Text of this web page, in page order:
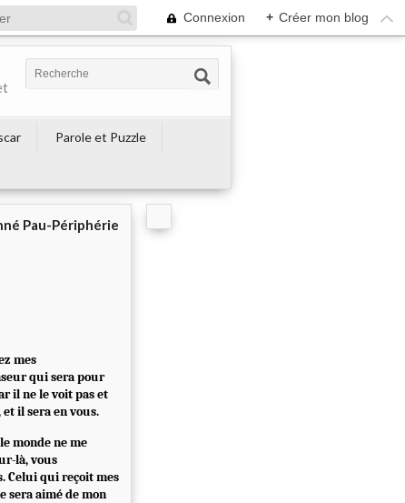
Connexion + Créer mon blog
Parole et Puzzle
Pau-Périphérie
mes
qui sera pour
il ne le voit pas et
il sera en vous.
monde ne me
là, vous
Celui qui reçoit mes
sera aimé de mon